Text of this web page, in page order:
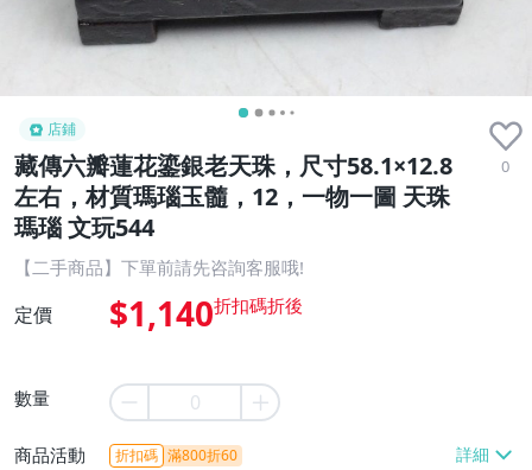
店鋪
藏傳六瓣蓮花鎏銀老天珠，尺寸58.1×12.8
左右，材質瑪瑙玉髓，12，一物一圖 天珠
瑪瑙 文玩544
0
【二手商品】下單前請先咨詢客服哦!
定價 $1,140
數量
商品活動 折扣碼 滿800折60